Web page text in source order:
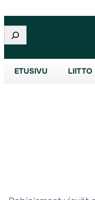
Etsi
ETUSIVU LIITTO